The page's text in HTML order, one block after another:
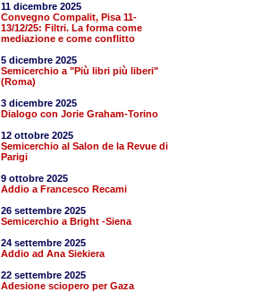
11 dicembre 2025
Convegno Compalit, Pisa 11-
13/12/25: Filtri. La forma come
mediazione e come conflitto
5 dicembre 2025
Semicerchio a "Più libri più liberi"
(Roma)
3 dicembre 2025
Dialogo con Jorie Graham-Torino
12 ottobre 2025
Semicerchio al Salon de la Revue di
Parigi
9 ottobre 2025
Addio a Francesco Recami
26 settembre 2025
Semicerchio a Bright -Siena
24 settembre 2025
Addio ad Ana Siekiera
22 settembre 2025
Adesione sciopero per Gaza